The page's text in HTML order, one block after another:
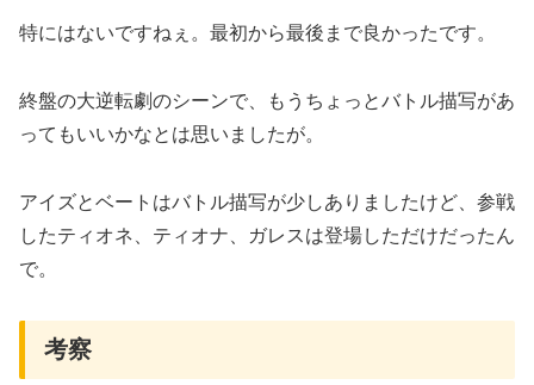
特にはないですねぇ。最初から最後まで良かったです。
終盤の大逆転劇のシーンで、もうちょっとバトル描写があ
ってもいいかなとは思いましたが。
アイズとベートはバトル描写が少しありましたけど、参戦
したティオネ、ティオナ、ガレスは登場しただけだったん
で。
考察